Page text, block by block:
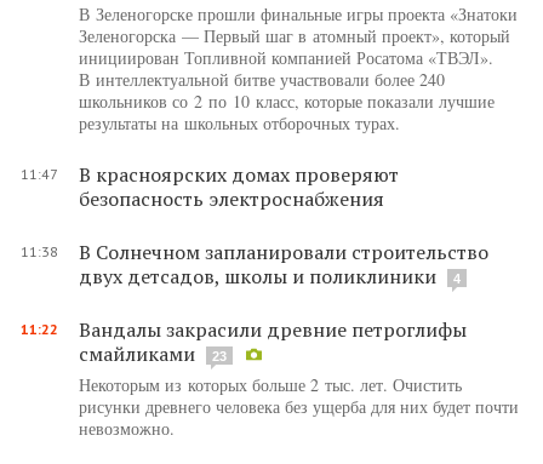
В Зеленогорске прошли финальные игры проекта «Знатоки
Зеленогорска — Первый шаг в атомный проект», который
инициирован Топливной компанией Росатома «ТВЭЛ».
В интеллектуальной битве участвовали более 240
школьников со 2 по 10 класс, которые показали лучшие
результаты на школьных отборочных турах.
11:47
В красноярских домах проверяют
безопасность электроснабжения
11:38
В Солнечном запланировали строительство
двух детсадов, школы и поликлиники
4
11:22
Вандалы закрасили древние петроглифы
смайликами
23
Некоторым из которых больше 2 тыс. лет. Очистить
рисунки древнего человека без ущерба для них будет почти
невозможно.